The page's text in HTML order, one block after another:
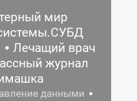
мир
Лечащий врач
журнал
данными